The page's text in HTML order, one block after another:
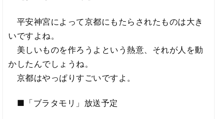
平安神宮によって京都にもたらされたものは大き
いですよね。
美しいものを作ろうよという熱意、それが人を動
かしたんでしょうね。
京都はやっぱりすごいですよ。
■「ブラタモリ」放送予定